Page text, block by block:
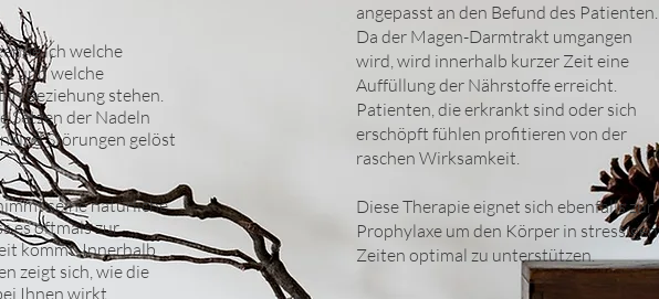
ich welche
und welche
Beziehung stehen.
Setzen der Nadeln
und Störungen gelöst
seine natürliche
es oftmals zur
kommt. Innerhalb
zeigt sich, wie die
Ihnen wirkt.
angepasst an den Befund des Patienten.
Da der Magen-Darmtrakt umgangen
wird, wird innerhalb kurzer Zeit eine
Auffüllung der Nährstoffe erreicht.
Patienten, die erkrankt sind oder sich
erschöpft fühlen profitieren von der
raschen Wirksamkeit.
Diese Therapie eignet sich ebenfalls zur
Prophylaxe um den Körper in stressigen
Zeiten optimal zu unterstützen.